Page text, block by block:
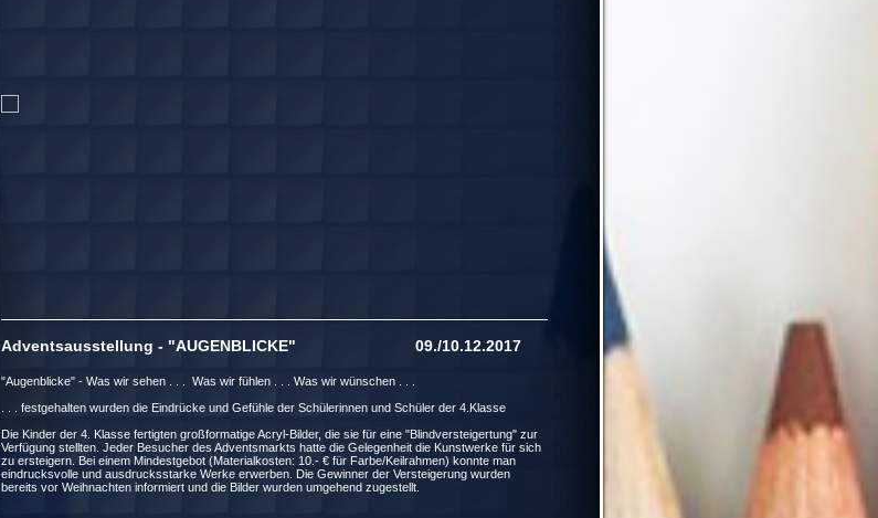
Adventsausstellung - "AUGENBLICKE" 09./10.12.2017
"Augenblicke" - Was wir sehen . . . Was wir fühlen . . . Was wir wünschen . . .
. . . festgehalten wurden die Eindrücke und Gefühle der Schülerinnen und Schüler der 4.Klasse
Die Kinder der 4. Klasse fertigten großformatige Acryl-Bilder, die sie für eine "Blindversteigertung" zur
Verfügung stellten. Jeder Besucher des Adventsmarkts hatte die Gelegenheit die Kunstwerke für sich
zu ersteigern. Bei einem Mindestgebot (Materialkosten: 10.- € für Farbe/Keilrahmen) konnte man
eindrucksvolle und ausdrucksstarke Werke erwerben. Die Gewinner der Versteigerung wurden
bereits vor Weihnachten informiert und die Bilder wurden umgehend zugestellt.